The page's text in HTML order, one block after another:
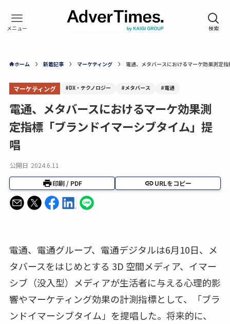
ホーム 新着記事 マーケティング 電通、メタバースにおけるマーケ効果測定
マーケティング #DX・テクノロジー #メタバース #電通
電通、メタバースにおけるマーケ効果測
定指標「ブランドイマーシブタイム」提
唱
公開日 2024.6.11
印刷 / PDF URLをコピー
電通、電通グループ、電通デジタルは6月10日、メ
タバースをはじめとする 3D 空間メディア、イマー
シブ（没入型）メディアが生活者に与える心理的影
響やマーケティング効果の計測指標として、「ブラ
ンドイマーシブタイム」を提唱した。将来的に、